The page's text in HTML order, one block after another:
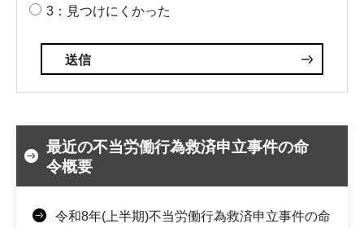
3：見つけにくかった
最近の不当労働行為救済申立事件の命
令概要
令和8年(上半期)不当労働行為救済申立事件の命